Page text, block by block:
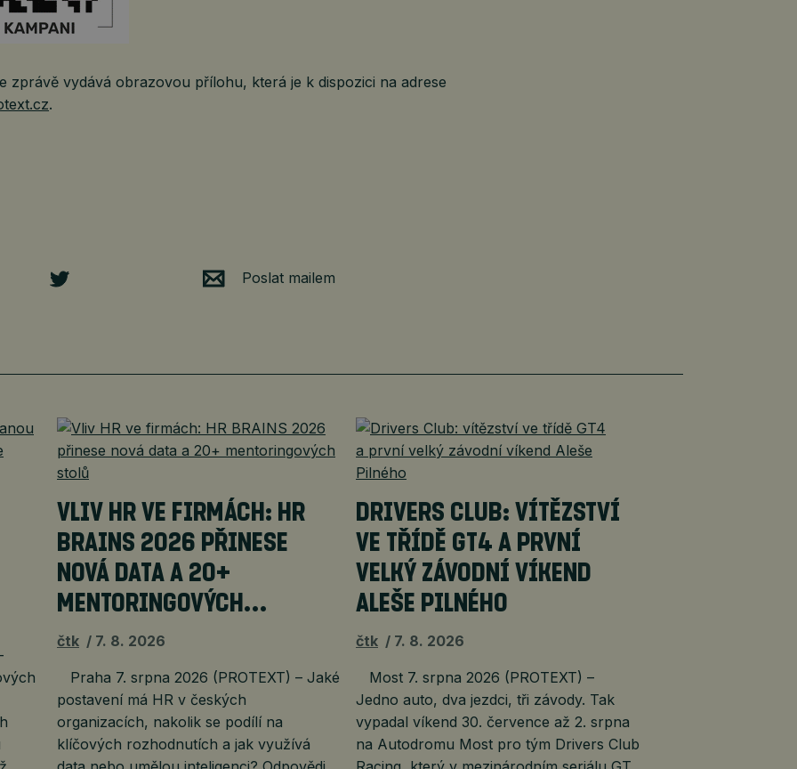
zprávě vydává obrazovou přílohu, která je k dispozici na adrese
.
Poslat mailem
VLIV HR VE FIRMÁCH: HR
BRAINS 2026 PŘINESE
NOVÁ DATA A 20+
MENTORINGOVÝCH…
čtk 7. 8. 2026
Praha 7. srpna 2026 (PROTEXT) – Jaké
postavení má HR v českých
organizacích, nakolik se podílí na
klíčových rozhodnutích a jak využívá
DRIVERS CLUB: VÍTĚZSTVÍ
VE TŘÍDĚ GT4 A PRVNÍ
VELKÝ ZÁVODNÍ VÍKEND
ALEŠE PILNÉHO
čtk 7. 8. 2026
Most 7. srpna 2026 (PROTEXT) –
Jedno auto, dva jezdci, tři závody. Tak
vypadal víkend 30. července až 2. srpna
na Autodromu Most pro tým Drivers Club